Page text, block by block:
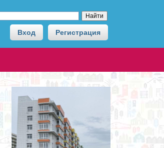
Вход Регистрация